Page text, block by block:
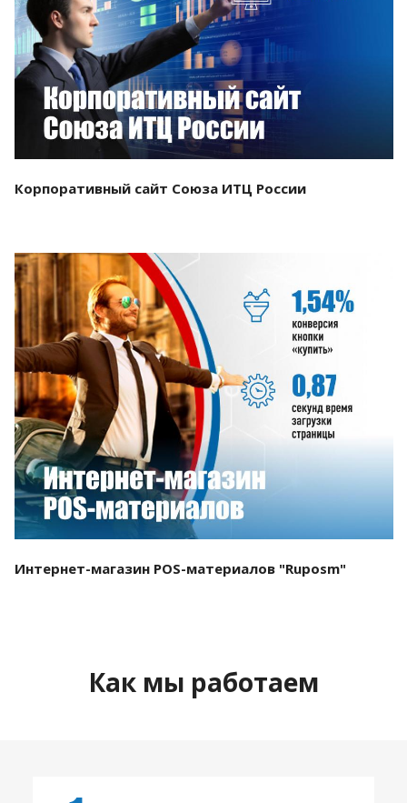
Смотреть проект
Корпоративный сайт Союза ИТЦ России
Смотреть проект
Интернет-магазин POS-материалов "Ruposm"
Как мы работаем